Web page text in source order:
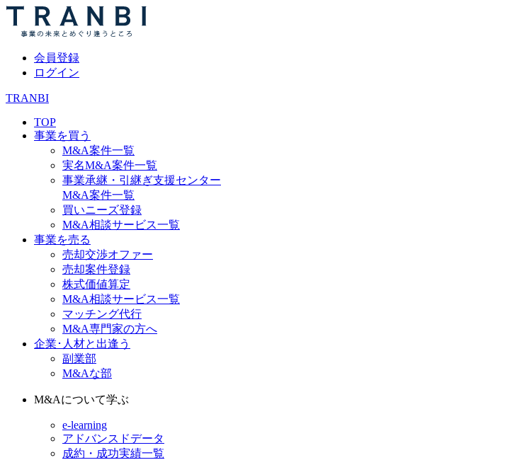
会員登録
ログイン
TRANBI
TOP
事業を買う
M&A案件一覧
実名M&A案件一覧
事業承継・引継ぎ支援センター
M&A案件一覧
買いニーズ登録
M&A相談サービス一覧
事業を売る
売却交渉オファー
売却案件登録
株式価値算定
M&A相談サービス一覧
マッチング代行
M&A専門家の方へ
企業･人材と出逢う
副業部
M&Aな部
M&Aについて学ぶ
e-learning
アドバンスドデータ
成約・成功実績一覧